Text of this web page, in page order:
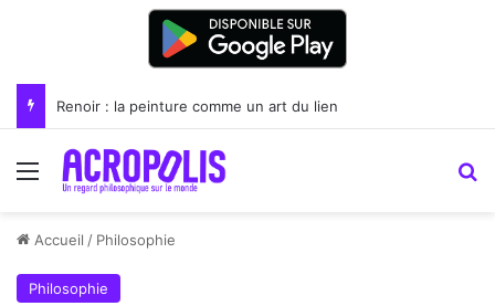
Renoir : la peinture comme un art du lien
Menu
Accueil / Philosophie
Philosophie